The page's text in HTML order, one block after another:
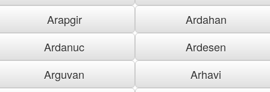
Arapgir
Ardahan
Ardanuc
Ardesen
Arguvan
Arhavi